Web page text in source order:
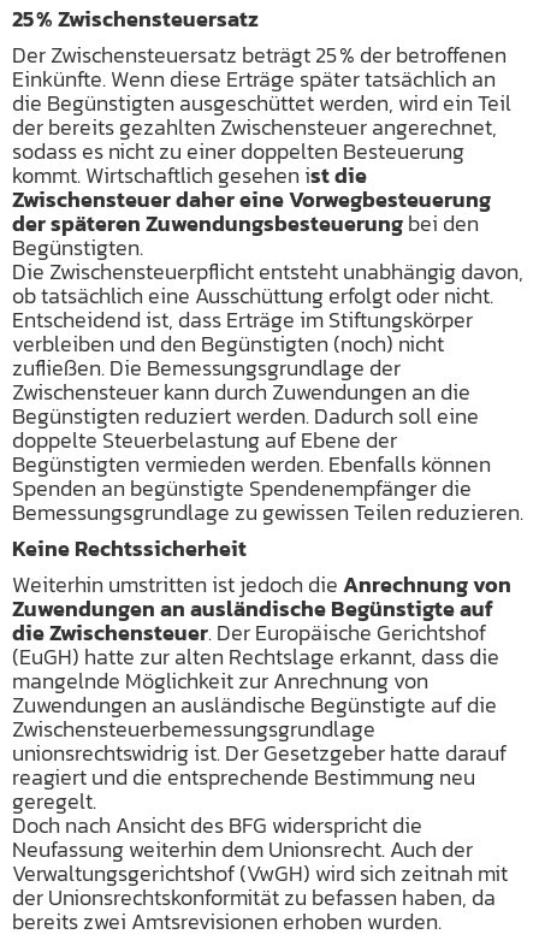
25 % Zwischensteuersatz
Der Zwischensteuersatz beträgt 25 % der betroffenen
Einkünfte. Wenn diese Erträge später tatsächlich an
die Begünstigten ausgeschüttet werden, wird ein Teil
der bereits gezahlten Zwischensteuer angerechnet,
sodass es nicht zu einer doppelten Besteuerung
kommt. Wirtschaftlich gesehen ist die
Zwischensteuer daher eine Vorwegbesteuerung
der späteren Zuwendungsbesteuerungbei den
Begünstigten.
Die Zwischensteuerpflicht entsteht unabhängig davon,
ob tatsächlich eine Ausschüttung erfolgt oder nicht.
Entscheidend ist, dass Erträge im Stiftungskörper
verbleiben und den Begünstigten (noch) nicht
zufließen. Die Bemessungsgrundlage der
Zwischensteuer kann durch Zuwendungen an die
Begünstigten reduziert werden. Dadurch soll eine
doppelte Steuerbelastung auf Ebene der
Begünstigten vermieden werden. Ebenfalls können
Spenden an begünstigte Spendenempfänger die
Bemessungsgrundlage zu gewissen Teilen reduzieren.
Keine Rechtssicherheit
Weiterhin umstritten ist jedoch dieAnrechnung von
Zuwendungen an ausländische Begünstigte auf
die Zwischensteuer. Der Europäische Gerichtshof
(EuGH) hatte zur alten Rechtslage erkannt, dass die
mangelnde Möglichkeit zur Anrechnung von
Zuwendungen an ausländische Begünstigte auf die
Zwischensteuerbemessungsgrundlage
unionsrechtswidrig ist. Der Gesetzgeber hatte darauf
reagiert und die entsprechende Bestimmung neu
geregelt.
Doch nach Ansicht des BFG widerspricht die
Neufassung weiterhin dem Unionsrecht. Auch der
Verwaltungsgerichtshof (VwGH) wird sich zeitnah mit
der Unionsrechtskonformität zu befassen haben, da
bereits zwei Amtsrevisionen erhoben wurden.